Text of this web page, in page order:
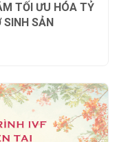
TỐI ƯU HÓA TỶ
SINH SẢN